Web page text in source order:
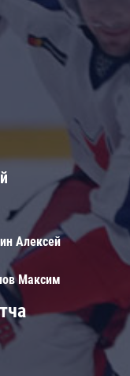
Алексей
Максим